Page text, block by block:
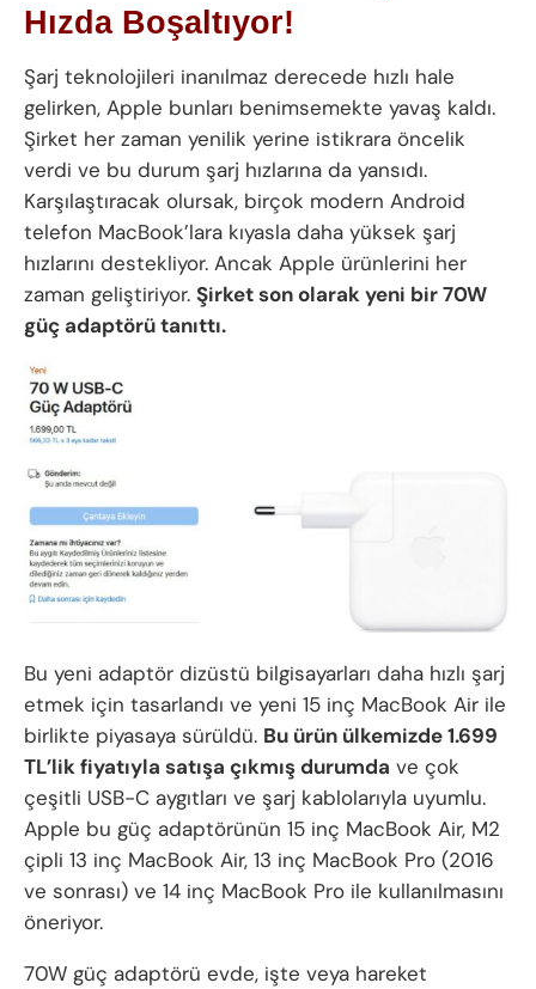
Hızda Boşaltıyor!
Şarj teknolojileri inanılmaz derecede hızlı hale
gelirken, Apple bunları benimsemekte yavaş kaldı.
Şirket her zaman yenilik yerine istikrara öncelik
verdi ve bu durum şarj hızlarına da yansıdı.
Karşılaştıracak olursak, birçok modern Android
telefon MacBook’lara kıyasla daha yüksek şarj
hızlarını destekliyor. Ancak Apple ürünlerini her
zaman geliştiriyor. Şirket son olarak yeni bir 70W
güç adaptörü tanıttı.
Bu yeni adaptör dizüstü bilgisayarları daha hızlı şarj
etmek için tasarlandı ve yeni 15 inç MacBook Air ile
birlikte piyasaya sürüldü. Bu ürün ülkemizde 1.699
TL’lik fiyatıyla satışa çıkmış durumda ve çok
çeşitli USB-C aygıtları ve şarj kablolarıyla uyumlu.
Apple bu güç adaptörünün 15 inç MacBook Air, M2
çipli 13 inç MacBook Air, 13 inç MacBook Pro (2016
ve sonrası) ve 14 inç MacBook Pro ile kullanılmasını
öneriyor.
70W güç adaptörü evde, işte veya hareket